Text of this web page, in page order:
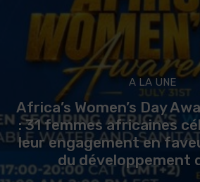
A LA UNE
Africa’s Women’s Day
: 31 femmes africaines
leur engagement en
du développement